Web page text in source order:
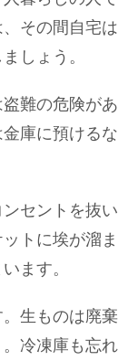
その間自宅は
しょう。
難の危険があ
庫に預けるな
セントを抜い
トに埃が溜ま
ます。
生ものは廃棄
冷凍庫も忘れ